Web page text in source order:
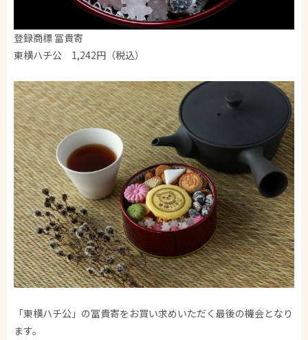
登録商標 冨貴寄
東横ハチ公 1,242円（税込）
「東横ハチ公」の冨貴寄をお買い求めいただく最後の機会となり
ます。